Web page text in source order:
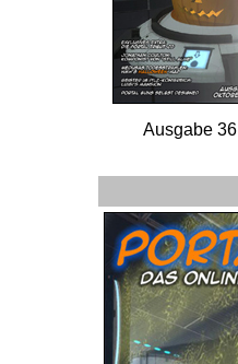
Ausgabe 36